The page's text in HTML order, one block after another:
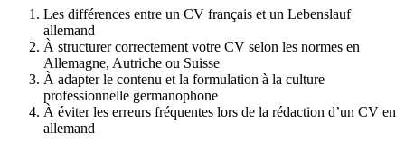
Les différences entre un CV français et un Lebenslauf
allemand
À structurer correctement votre CV selon les normes en
Allemagne, Autriche ou Suisse
À adapter le contenu et la formulation à la culture
professionnelle germanophone
À éviter les erreurs fréquentes lors de la rédaction d’un CV en
allemand